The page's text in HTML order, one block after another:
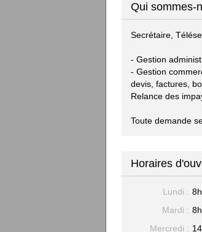
Qui sommes-
Secrétaire,
- Gestion
- Gestion
devis, factures,
Relance des
Toute demande
Horaires
Lundi :
Mardi :
Mercredi :